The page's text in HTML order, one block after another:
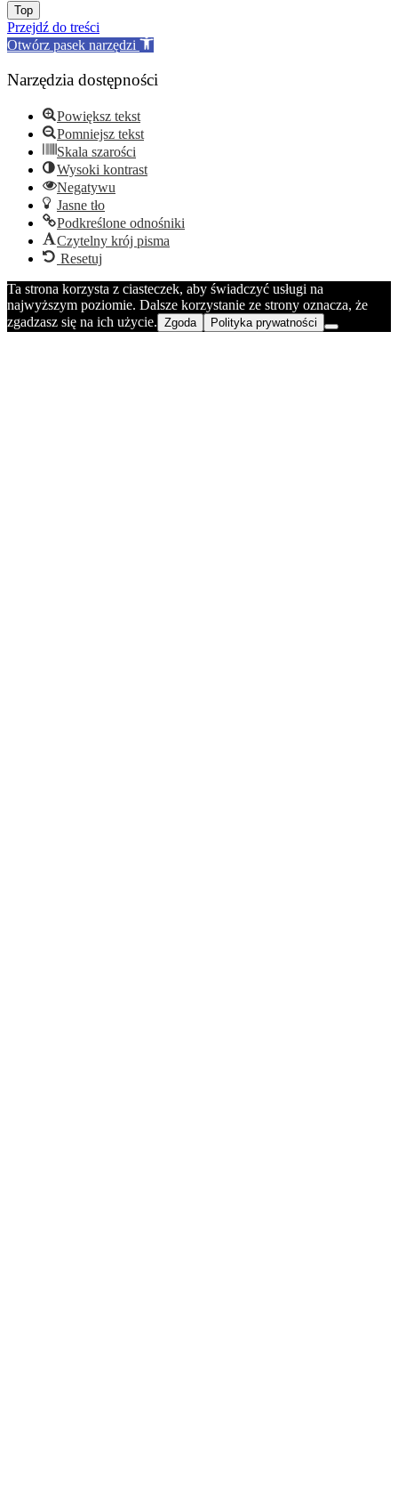
Go
to
top
Top
Przejdź do treści
Otwórz pasek narzędzi
Narzędzia dostępności
Powiększ tekst
Pomniejsz tekst
Skala szarości
Wysoki kontrast
Negatywu
Jasne tło
Podkreślone odnośniki
Czytelny krój pisma
Resetuj
Ta strona korzysta z ciasteczek, aby świadczyć usługi na
najwyższym poziomie. Dalsze korzystanie ze strony oznacza, że
zgadzasz się na ich użycie. Zgoda Polityka prywatności